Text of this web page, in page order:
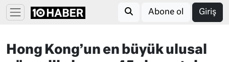
Abone ol Giriş
Hong Kong’un en büyük ulusal